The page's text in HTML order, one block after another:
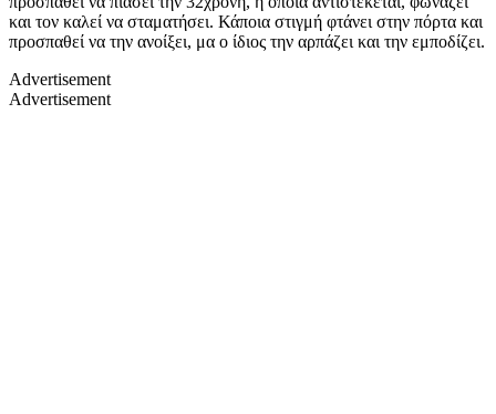
και τον καλεί να σταματήσει. Κάποια στιγμή φτάνει στην πόρτα και
προσπαθεί να την ανοίξει, μα ο ίδιος την αρπάζει και την εμποδίζει.
Advertisement
Advertisement